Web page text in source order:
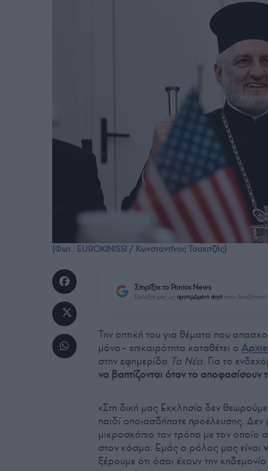
(Φωτ.: EUROKINISSI / Κωνσταντίνος Τσακιτζής)
Στηρίξτε το Pontos News
Επιλέξτε μας ως προτιμώμενη πηγή στην
Την οπτική του για θέματα που
μόνο– επικαιρότητα καταθέτει ο
στην εφημερίδα Τα Νέα. Για το
να βαπτίζονται όταν το αποφασίσουν
«Στη δική μας Εκκλησία δεν
παιδί οποιασδήποτε προέλευσης.
μικροσκόπιο τον τρόπο με τον οποίο
στον κόσμο. Εμάς ο ρόλος μας είναι
ξέρουμε ότι όσοι έχουν την κηδεμονία